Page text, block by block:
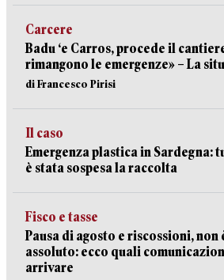
Carcere
Badu ‘e Carros, procede il
rimangono le emergenze» – La
di Francesco Pirisi
Il caso
Emergenza plastica in Sardegna:
è stata sospesa la raccolta
Fisco e tasse
Pausa di agosto e riscossioni, non
assoluto: ecco quali
arrivare